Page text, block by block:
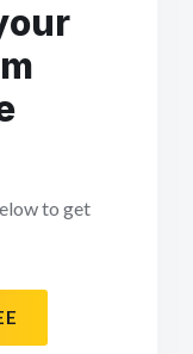
to get